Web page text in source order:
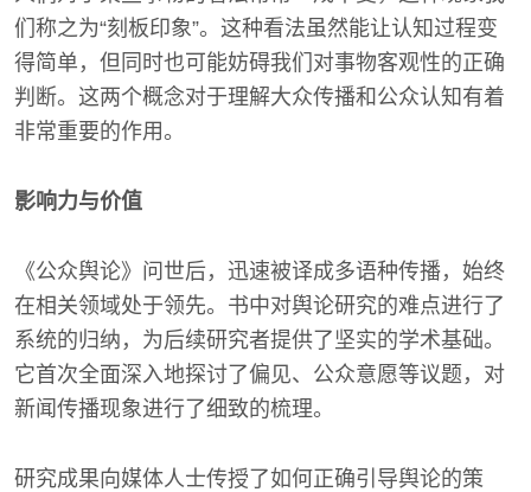
们称之为“刻板印象”。这种看法虽然能让认知过程变
得简单，但同时也可能妨碍我们对事物客观性的正确
判断。这两个概念对于理解大众传播和公众认知有着
非常重要的作用。
影响力与价值
《公众舆论》问世后，迅速被译成多语种传播，始终
在相关领域处于领先。书中对舆论研究的难点进行了
系统的归纳，为后续研究者提供了坚实的学术基础。
它首次全面深入地探讨了偏见、公众意愿等议题，对
新闻传播现象进行了细致的梳理。
研究成果向媒体人士传授了如何正确引导舆论的策